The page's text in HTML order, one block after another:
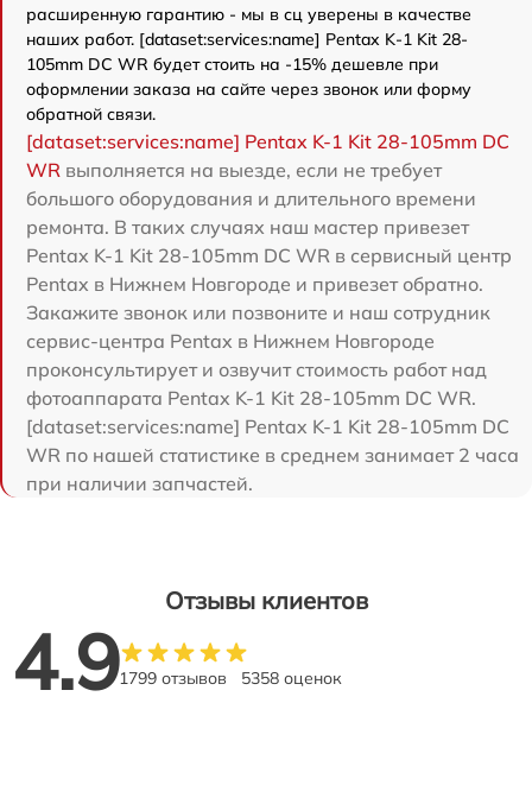
расширенную гарантию - мы в сц уверены в качестве
наших работ. [dataset:services:name] Pentax K-1 Kit 28-
105mm DC WR будет стоить на -15% дешевле при
оформлении заказа на сайте через звонок или форму
обратной связи.
[dataset:services:name] Pentax K-1 Kit 28-105mm DC
WR выполняется на выезде, если не требует
большого оборудования и длительного времени
ремонта. В таких случаях наш мастер привезет
Pentax K-1 Kit 28-105mm DC WR в сервисный центр
Pentax в Нижнем Новгороде и привезет обратно.
Закажите звонок или позвоните и наш сотрудник
сервис-центра Pentax в Нижнем Новгороде
проконсультирует и озвучит стоимость работ над
фотоаппарата Pentax K-1 Kit 28-105mm DC WR.
[dataset:services:name] Pentax K-1 Kit 28-105mm DC
WR по нашей статистике в среднем занимает 2 часа
при наличии запчастей.
Отзывы клиентов
4.91799 отзывов 5358 оценок